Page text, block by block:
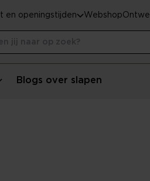
Blogs over slapen
en openingstijden Webshop